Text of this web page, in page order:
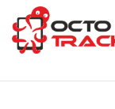
Перейти
основному
содержанию